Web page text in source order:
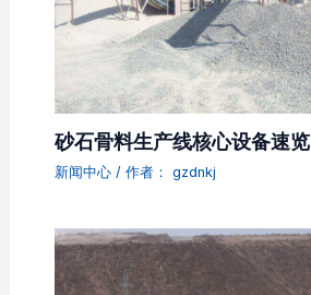
砂石骨料生产线核心设备速览
新闻中心/ 作者： gzdnkj